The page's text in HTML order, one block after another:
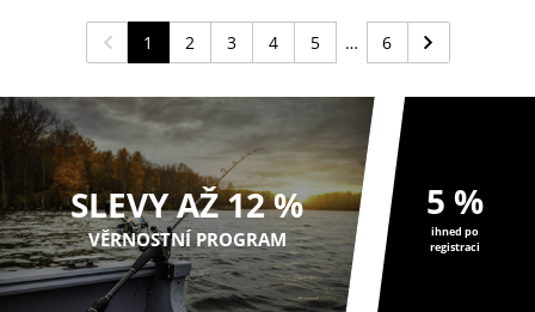
1 2 3 4 5 6
SLEVY AŽ 12 %
VĚRNOSTNÍ PROGRAM
5 %
ihned po
registraci